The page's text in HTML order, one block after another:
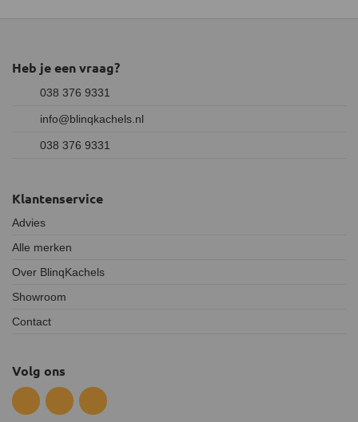
Heb je een vraag?
038 376 9331
info@blinqkachels.nl
038 376 9331
Klantenservice
Advies
Alle merken
Over BlinqKachels
Showroom
Contact
Volg ons